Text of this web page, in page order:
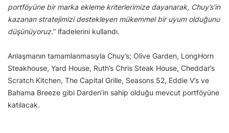
portföyüne bir marka ekleme kriterlerimize dayanarak, Chuy’s’in
kazanan stratejimizi destekleyen mükemmel bir uyum olduğunu
düşünüyoruz.” ifadelerini kullandı.
Anlaşmanın tamamlanmasıyla Chuy’s; Olive Garden, LongHorn
Steakhouse, Yard House, Ruth’s Chris Steak House, Cheddar’s
Scratch Kitchen, The Capital Grille, Seasons 52, Eddie V’s ve
Bahama Breeze gibi Darden’in sahip olduğu mevcut portföyüne
katılacak.